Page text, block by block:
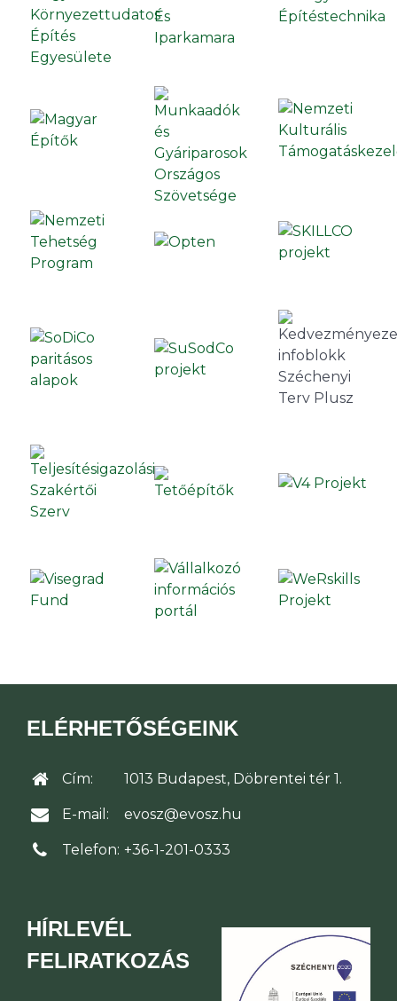
ELÉRHETŐSÉGEINK
Cím: 1013 Budapest, Döbrentei tér 1.
E-mail: evosz@evosz.hu
Telefon: +36-1-201-0333
HÍRLEVÉL
FELIRATKOZÁS